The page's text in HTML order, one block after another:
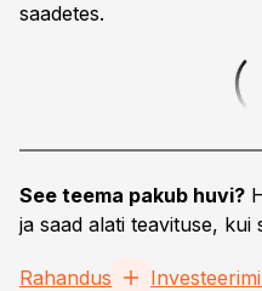
saadetes.
See teema pakub huvi?
ja saad alati teavituse, kui
Rahandus